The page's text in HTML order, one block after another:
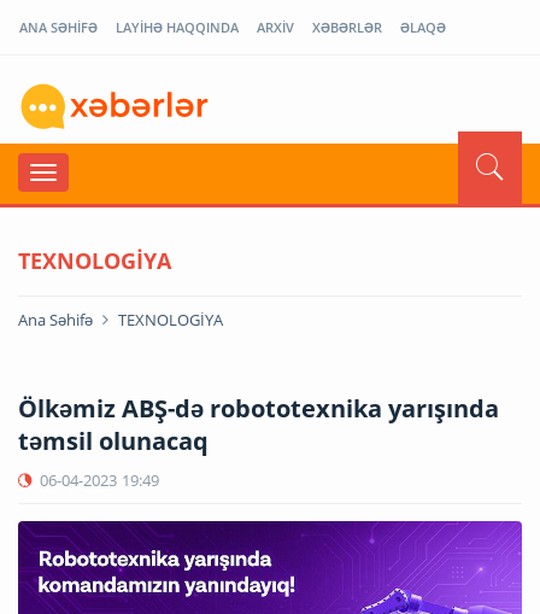
ANA SƏHİFƏ LAYİHƏ HAQQINDA ARXİV XƏBƏRLƏR ƏLAQƏ
TEXNOLOGİYA
Ana Səhifə TEXNOLOGİYA
Ölkəmiz ABŞ-də robototexnika yarışında
təmsil olunacaq
06-04-2023 19:49